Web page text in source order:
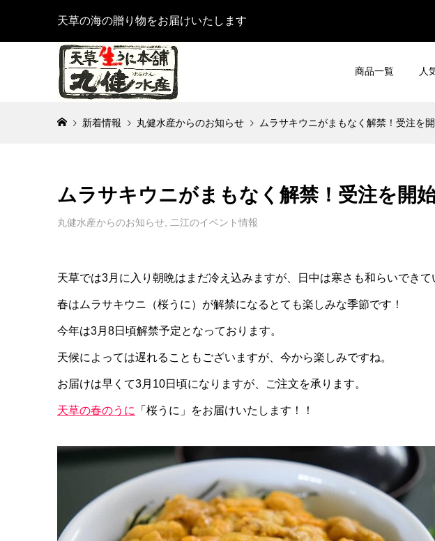
天草の海の贈り物をお届けいたします
商品一覧 人
新着情報 丸健水産からのお知らせ ムラサキウニがまもなく解禁！受注を
ムラサキウニがまもなく解禁！受注を開
丸健水産からのお知らせ 二江のイベント情報
天草では3月に入り朝晩はまだ冷え込みますが、日中は寒さも和らいできて
春はムラサキウニ（桜うに）が解禁になるとても楽しみな季節です！
今年は3月8日頃解禁予定となっております。
天候によっては遅れることもございますが、今から楽しみですね。
お届けは早くて3月10日頃になりますが、ご注文を承ります。
天草の春のうに 「桜うに」をお届けいたします！！